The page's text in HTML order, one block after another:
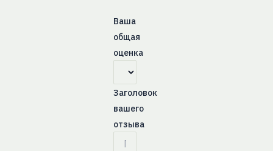
Ваша
общая
оценка
Заголовок
вашего
отзыва